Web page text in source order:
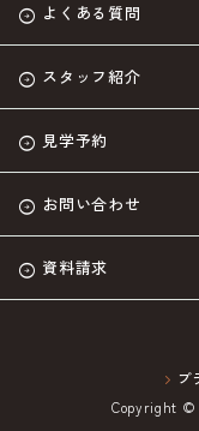
よくある質問
スタッフ紹介
見学予約
お問い合わせ
資料請求
プ
Copyright ©